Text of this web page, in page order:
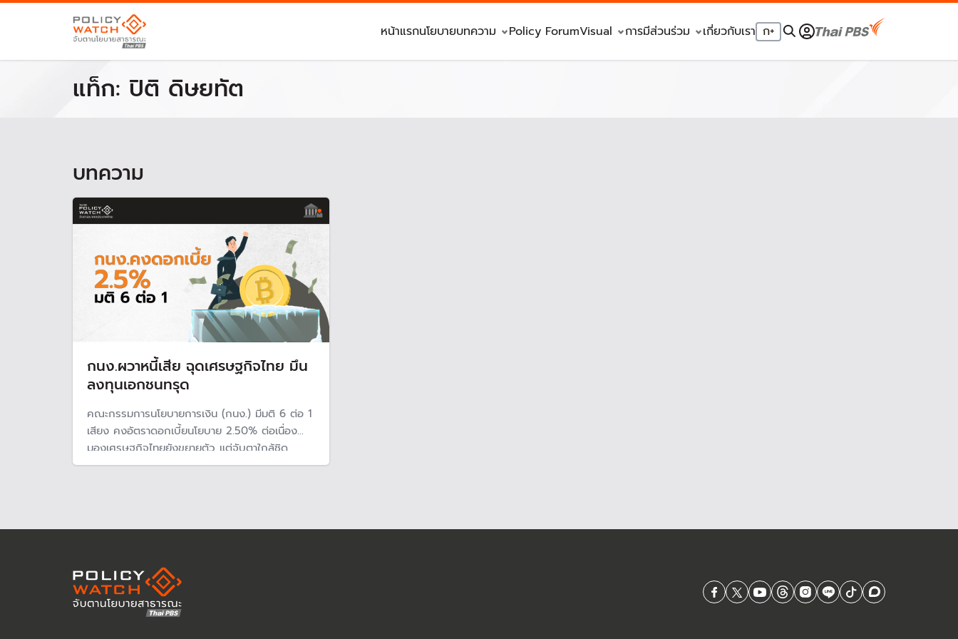
หน้าแรกนโยบายบทความ Policy ForumVisual การมีส่วนร่วม เกี่ยวกับเรา ก+
แท็ก: ปิติ ดิษยทัต
บทความ
กนง.ผวาหนี้เสีย ฉุดเศรษฐกิจไทย มึน
ลงทุนเอกชนทรุด
คณะกรรมการนโยบายการเงิน (กนง.) มีมติ 6 ต่อ 1
เสียง คงอัตราดอกเบี้ยนโยบาย 2.50% ต่อเนื่อง
มองเศรษฐกิจไทยยังขยายตัว แต่จับตาใกล้ชิด
สถานการณ์หนี้เสียที่แย่ลง หวั่นกระทบเศรษฐกิจ